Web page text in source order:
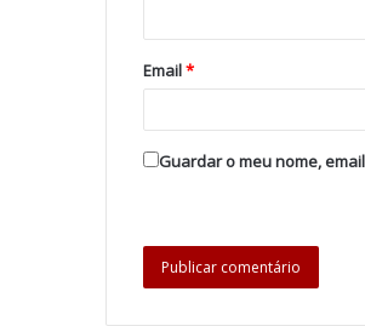
Email*
Guardar o meu nome,